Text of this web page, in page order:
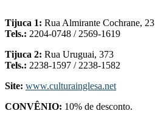
Tijuca 1: Rua Almirante Cochrane, 23
Tels.: 2204-0748 / 2569-1619
Tijuca 2: Rua Uruguai, 373
Tels.: 2238-1597 / 2238-1582
Site: www.culturainglesa.net
CONVÊNIO: 10% de desconto.